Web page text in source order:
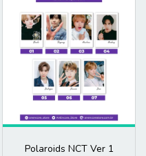
Polaroids NCT Ver 1